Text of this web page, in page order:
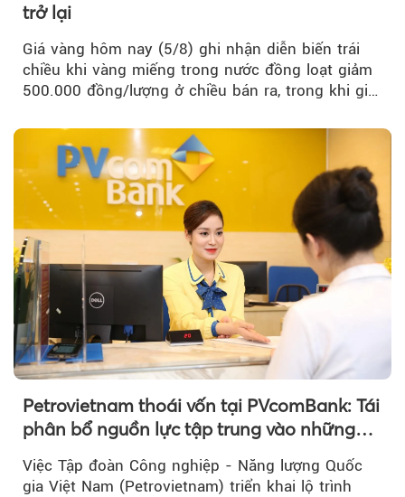
trở lại
Giá vàng hôm nay (5/8) ghi nhận diễn biến trái
chiều khi vàng miếng trong nước đồng loạt giảm
500.000 đồng/lượng ở chiều bán ra, trong khi giá
thương hiệu.
Petrovietnam thoái vốn tại PVcomBank: Tái
phân bổ nguồn lực tập trung vào những
Việc Tập đoàn Công nghiệp - Năng lượng Quốc
gia Việt Nam (Petrovietnam) triển khai lộ trình